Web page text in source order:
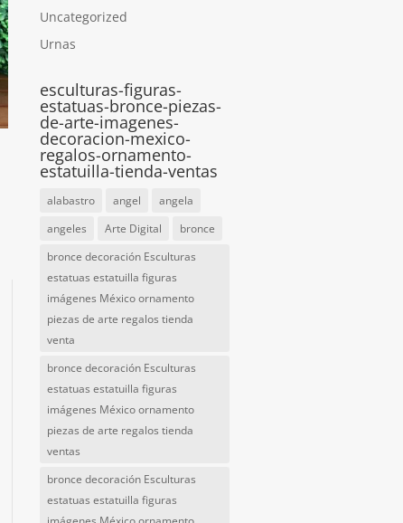
Uncategorized
Urnas
esculturas-figuras-
estatuas-bronce-piezas-
de-arte-imagenes-
decoracion-mexico-
regalos-ornamento-
estatuilla-tienda-ventas
alabastro angel
angela
angeles
Arte Digital
bronce
bronce decoración Esculturas
estatuas estatuilla figuras
imágenes México ornamento
piezas de arte regalos tienda
venta
bronce decoración Esculturas
estatuas estatuilla figuras
imágenes México ornamento
piezas de arte regalos tienda
ventas
bronce decoración Esculturas
estatuas estatuilla figuras